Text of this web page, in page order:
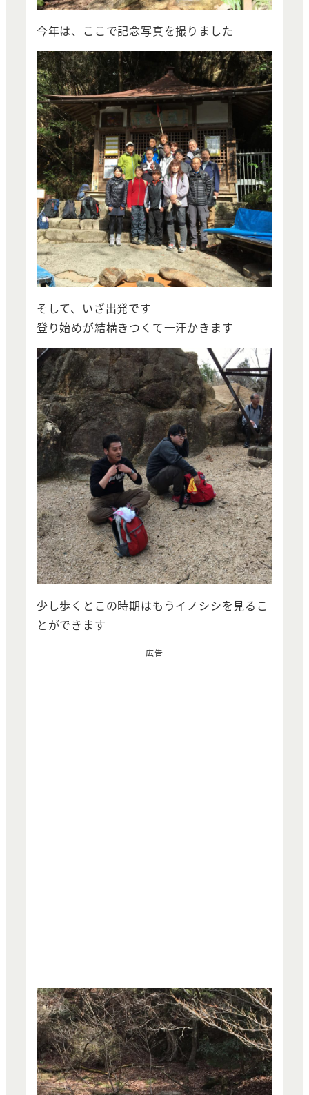
今年は、ここで記念写真を撮りました
そして、いざ出発です
登り始めが結構きつくて一汗かきます
少し歩くとこの時期はもうイノシシを見るこ
とができます
広告